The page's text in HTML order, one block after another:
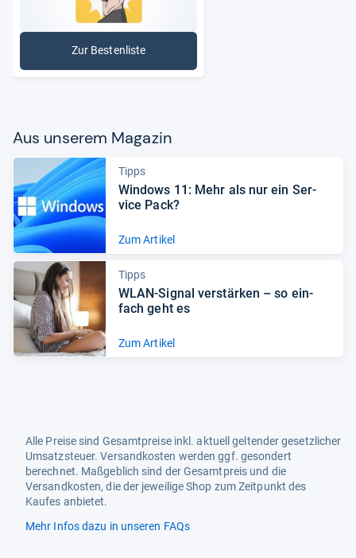
Zur Bestenliste: Anti-Spam / Anti-Spyware
Aus unse­rem Maga­zin
Tipps
Win­dows 11: Mehr als nur ein Ser­
vice Pack?
Zum Artikel
Tipps
WLAN-​Signal ver­stär­ken – so ein­
fach geht es
Zum Artikel
Alle Preise sind Gesamtpreise inkl. aktuell geltender gesetzlicher
Umsatzsteuer. Versandkosten werden ggf. gesondert
berechnet. Maßgeblich sind der Gesamtpreis und die
Versandkosten, die der jeweilige Shop zum Zeitpunkt des
Kaufes anbietet.
Mehr Infos dazu in unseren FAQs